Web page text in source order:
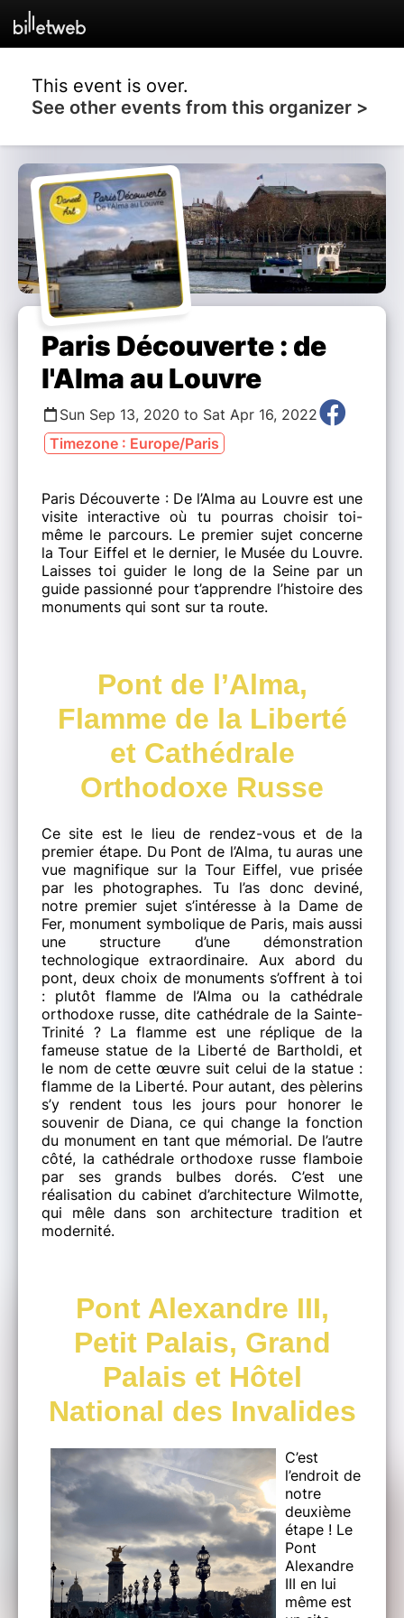
This event is over.
See other events from this organizer >
Paris Découverte : de
l'Alma au Louvre
Sun Sep 13, 2020 to Sat Apr 16, 2022
Timezone : Europe/Paris
Paris Découverte : De l’Alma au Louvre est une
visite interactive où tu pourras choisir toi-
même le parcours. Le premier sujet concerne
la Tour Eiffel et le dernier, le Musée du Louvre.
Laisses toi guider le long de la Seine par un
guide passionné pour t’apprendre l’histoire des
monuments qui sont sur ta route.
Pont de l’Alma,
Flamme de la Liberté
et Cathédrale
Orthodoxe Russe
Ce site est le lieu de rendez-vous et de la
premier étape. Du Pont de l’Alma, tu auras une
vue magnifique sur la Tour Eiffel, vue prisée
par les photographes. Tu l’as donc deviné,
notre premier sujet s’intéresse à la Dame de
Fer, monument symbolique de Paris, mais aussi
une structure d’une démonstration
technologique extraordinaire. Aux abord du
pont, deux choix de monuments s’offrent à toi
: plutôt flamme de l’Alma ou la cathédrale
orthodoxe russe, dite cathédrale de la Sainte-
Trinité ? La flamme est une réplique de la
fameuse statue de la Liberté de Bartholdi, et
le nom de cette œuvre suit celui de la statue :
flamme de la Liberté. Pour autant, des pèlerins
s’y rendent tous les jours pour honorer le
souvenir de Diana, ce qui change la fonction
du monument en tant que mémorial. De l’autre
côté, la cathédrale orthodoxe russe flamboie
par ses grands bulbes dorés. C’est une
réalisation du cabinet d’architecture Wilmotte,
qui mêle dans son architecture tradition et
modernité.
Pont Alexandre III,
Petit Palais, Grand
Palais et Hôtel
National des Invalides
C’est
l’endroit de
notre
deuxième
étape ! Le
Pont
Alexandre
III en lui
même est